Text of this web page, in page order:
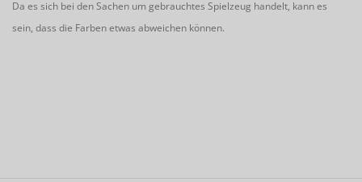
Da es sich bei den Sachen um gebrauchtes Spielzeug handelt, kann es
sein, dass die Farben etwas abweichen können.